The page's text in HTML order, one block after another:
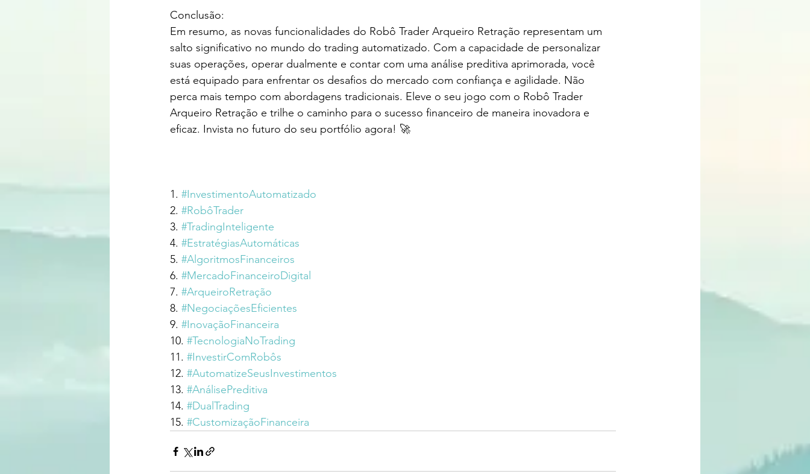
Conclusão:
Em resumo, as novas funcionalidades do Robô Trader Arqueiro Retração representam um
salto significativo no mundo do trading automatizado. Com a capacidade de personalizar
suas operações, operar dualmente e contar com uma análise preditiva aprimorada, você
está equipado para enfrentar os desafios do mercado com confiança e agilidade. Não
perca mais tempo com abordagens tradicionais. Eleve o seu jogo com o Robô Trader
Arqueiro Retração e trilhe o caminho para o sucesso financeiro de maneira inovadora e
eficaz. Invista no futuro do seu portfólio agora! 🚀
1. #InvestimentoAutomatizado
2. #RobôTrader
3. #TradingInteligente
4. #EstratégiasAutomáticas
5. #AlgoritmosFinanceiros
6. #MercadoFinanceiroDigital
7. #ArqueiroRetração
8. #NegociaçõesEficientes
9. #InovaçãoFinanceira
10. #TecnologiaNoTrading
11. #InvestirComRobôs
12. #AutomatizeSeusInvestimentos
13. #AnálisePreditiva
14. #DualTrading
15. #CustomizaçãoFinanceira